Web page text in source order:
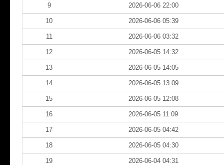
9 2026-06-06 22:00
10 2026-06-06 05:39
11 2026-06-06 03:32
12 2026-06-05 14:32
13 2026-06-05 14:05
14 2026-06-05 13:09
15 2026-06-05 12:08
16 2026-06-05 11:09
17 2026-06-05 04:42
18 2026-06-05 04:30
19 2026-06-04 04:31